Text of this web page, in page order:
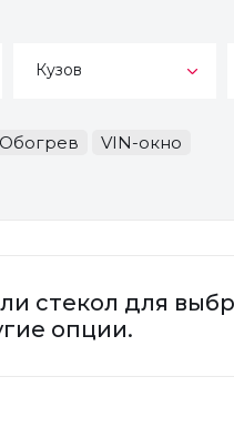
Кузов
Обогрев VIN-окно
стекол для
опции.